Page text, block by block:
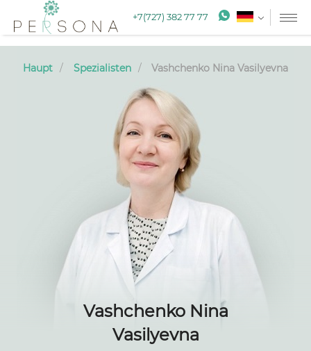
+7(727) 382 77 77
Haupt Spezialisten Vashchenko Nina Vasilyevna
Vashchenko Nina
Vasilyevna